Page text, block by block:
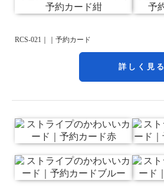
RCS-021｜｜予約カード
詳しく見る